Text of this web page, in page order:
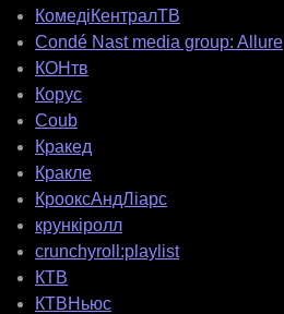
КомедіКентралТВ
Condé Nast media group: Allure
КОНтв
Корус
Coub
Кракед
Кракле
КрооксАндЛіарс
крункіролл
crunchyroll:playlist
КТВ
КТВНьюс